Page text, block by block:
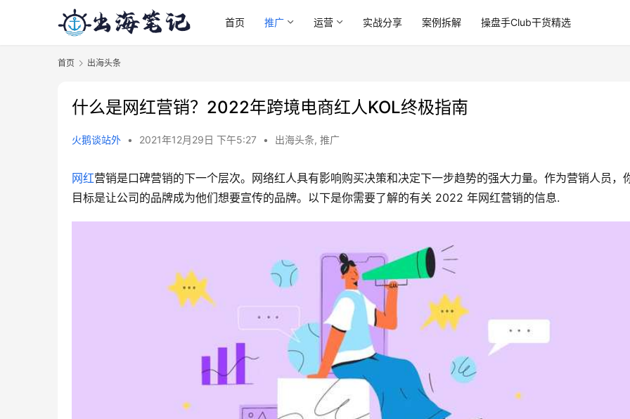
首页 推广 运营 实战分享 案例拆解 操盘手Club干货精选
首页 出海头条
什么是网红营销？2022年跨境电商红人KOL终极指南
火鹅谈站外 • 2021年12月29日 下午5:27 • 出海头条, 推广
网红营销是口碑营销的下一个层次。网络红人具有影响购买决策和决定下一步趋势的强大力量。作为营销人员，
目标是让公司的品牌成为他们想要宣传的品牌。以下是你需要了解的有关 2022 年网红营销的信息.